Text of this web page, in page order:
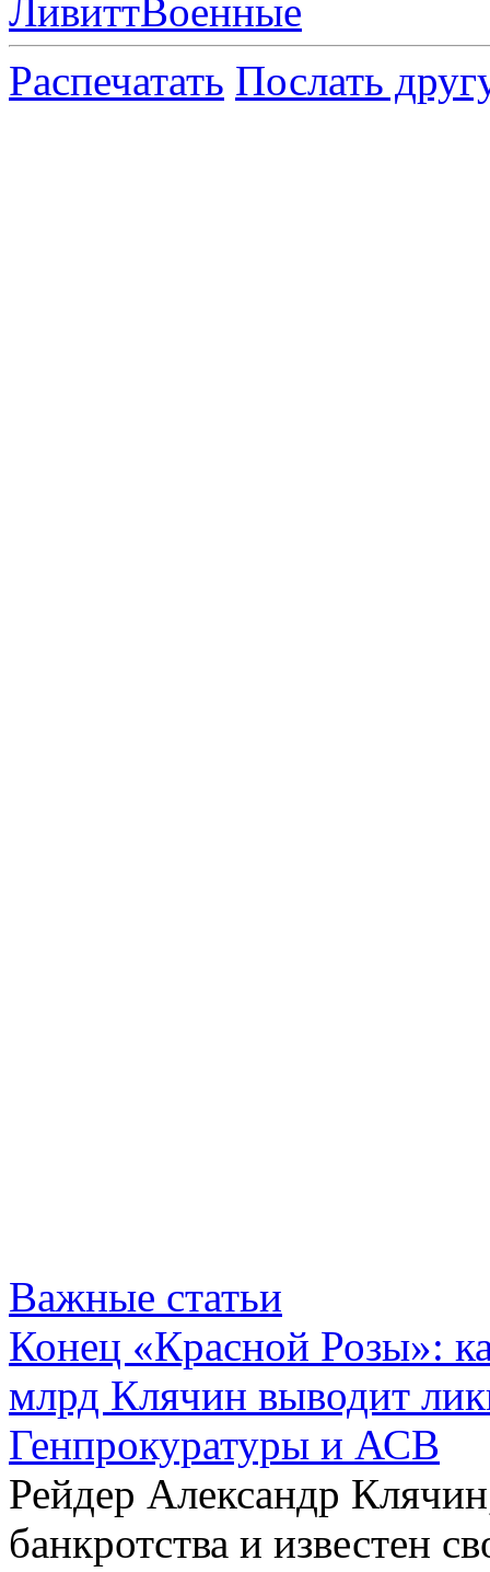
ЛивиттВоенные
Распечатать Послать
Важные статьи
Конец «Красной Розы»:
млрд Клячин выводит
Генпрокуратуры и АСВ
Рейдер Александр
банкротства и известен